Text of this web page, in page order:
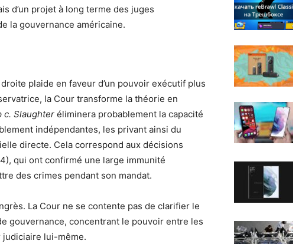
d’un projet à long terme des juges
la gouvernance américaine.
plaide en faveur d’un pouvoir exécutif plus
la Cour transforme la théorie en
c. Slaughter éliminera probablement la capacité
indépendantes, les privant ainsi du
directe. Cela correspond aux décisions
qui ont confirmé une large immunité
des crimes pendant son mandat.
La Cour ne se contente pas de clarifier le
gouvernance, concentrant le pouvoir entre les
judiciaire lui-même.